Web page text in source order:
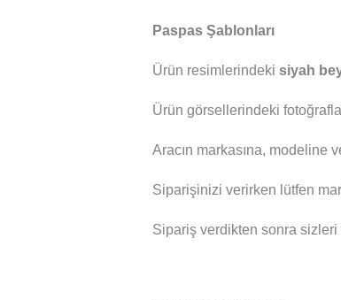
Paspas Şablonları
Ürün resimlerindeki siyah
Ürün görsellerindeki
Aracın markasına, modeline
Siparişinizi verirken lütfen
Sipariş verdikten sonra